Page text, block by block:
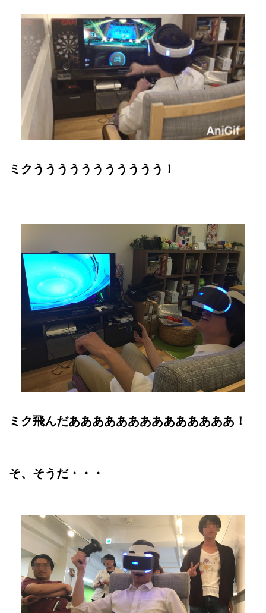
ミクううううううううううう！
ミク飛んだああああああああああああああ！
そ、そうだ・・・